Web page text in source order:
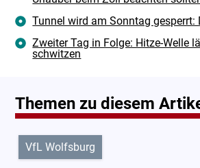
Tunnel wird am Sonntag gesperrt:
Zweiter Tag in Folge: Hitze-Welle
schwitzen
Themen zu diesem
VfL Wolfsburg